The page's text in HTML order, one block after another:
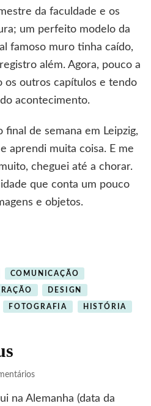
da faculdade e os
um perfeito modelo da
famoso muro tinha caído,
além. Agora, pouco a
os outros capítulos e tendo
acontecimento.
de semana em Leipzig,
aprendi muita coisa. E me
cheguei até a chorar.
que conta um pouco
e objetos.
COMUNICAÇÃO
DESIGN
FOTOGRAFIA HISTÓRIA
em
a
na Alemanha (data da